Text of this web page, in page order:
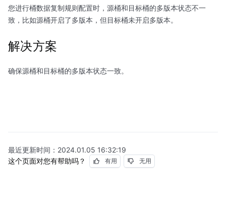
您进行桶数据复制规则配置时，源桶和目标桶的多版本状态不一
致，比如源桶开启了多版本，但目标桶未开启多版本。
解决方案
确保源桶和目标桶的多版本状态一致。
最近更新时间： 2024.01.05 16:32:19
这个页面对您有帮助吗？
有用 无用